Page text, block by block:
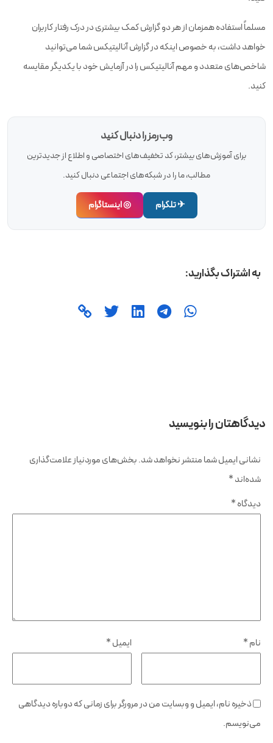
مسلماً استفاده همزمان از هر دو گزارش کمک بیشتری در درک رفتار کاربران
خواهد داشت، به خصوص اینکه در گزارش آنالیتیکس شما می‌توانید
شاخص‌های متعدد و مهم آنالیتیکس را در آزمایش خود با یکدیگر مقایسه
کنید.
وب‌رمز را دنبال کنید
برای آموزش‌های بیشتر، کد تخفیف‌های اختصاصی و اطلاع از جدیدترین
مطالب، ما را در شبکه‌های اجتماعی دنبال کنید.
✈ تلگرام ◎ اینستاگرام
به اشتراک بگذارید:
دیدگاهتان را بنویسید
نشانی ایمیل شما منتشر نخواهد شد.بخش‌های موردنیاز علامت‌گذاری
شده‌اند*
دیدگاه*
نام* ایمیل*
ذخیره نام، ایمیل و وبسایت من در مرورگر برای زمانی که دوباره دیدگاهی
می‌نویسم.